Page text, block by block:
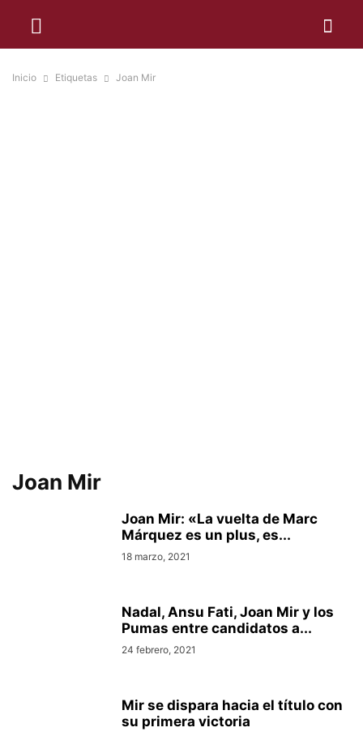
Inicio Etiquetas Joan Mir
Joan Mir
Joan Mir: «La vuelta de Marc
Márquez es un plus, es...
18 marzo, 2021
Nadal, Ansu Fati, Joan Mir y los
Pumas entre candidatos a...
24 febrero, 2021
Mir se dispara hacia el título con
su primera victoria